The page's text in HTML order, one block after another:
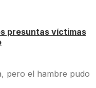
presuntas víctimas